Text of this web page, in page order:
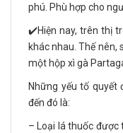
phú. Phù hợp cho
✔️Hiện nay, trên thị
khác nhau. Thế nên,
một hộp xì gà
Những yếu tố quyết
đến đó là:
– Loại lá thuốc được